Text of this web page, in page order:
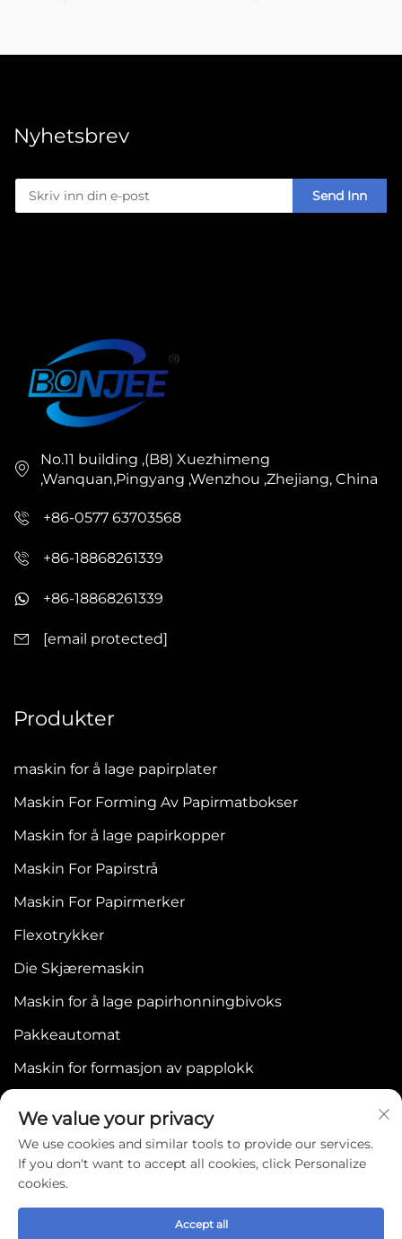
Nyhetsbrev
Send Inn
No.11 building ,(B8) Xuezhimeng
,Wanquan,Pingyang ,Wenzhou ,Zhejiang, China
+86-0577 63703568
+86-18868261339
+86-18868261339
[email protected]
Produkter
maskin for å lage papirplater
Maskin For Forming Av Papirmatbokser
Maskin for å lage papirkopper
Maskin For Papirstrå
Maskin For Papirmerker
Flexotrykker
Die Skjæremaskin
Maskin for å lage papirhonningbivoks
Pakkeautomat
Maskin for formasjon av papplokk
MACHINERY CO.,LTD -
Personvernpolicy
We value your privacy
We use cookies and similar tools to provide our services.
If you don't want to accept all cookies, click Personalize
cookies.
Accept all